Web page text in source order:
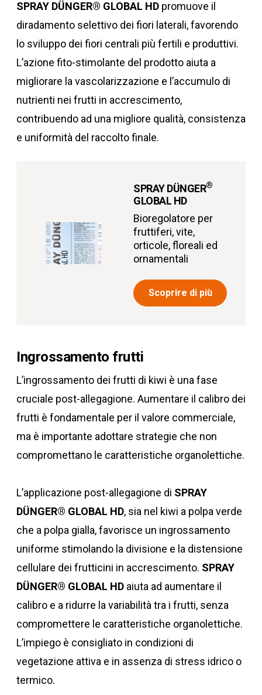
SPRAY DÜNGER® GLOBAL HD promuove il
diradamento selettivo dei fiori laterali, favorendo
lo sviluppo dei fiori centrali più fertili e produttivi.
L’azione fito-stimolante del prodotto aiuta a
migliorare la vascolarizzazione e l’accumulo di
nutrienti nei frutti in accrescimento,
contribuendo ad una migliore qualità, consistenza
e uniformità del raccolto finale.
SPRAY DÜNGER®
GLOBAL HD
Bioregolatore per
fruttiferi, vite,
orticole, floreali ed
ornamentali
Scoprire di più
Ingrossamento frutti
L’ingrossamento dei frutti di kiwi è una fase
cruciale post-allegagione. Aumentare il calibro dei
frutti è fondamentale per il valore commerciale,
ma è importante adottare strategie che non
compromettano le caratteristiche organolettiche.
L’applicazione post-allegagione di SPRAY
DÜNGER® GLOBAL HD, sia nel kiwi a polpa verde
che a polpa gialla, favorisce un ingrossamento
uniforme stimolando la divisione e la distensione
cellulare dei frutticini in accrescimento. SPRAY
DÜNGER® GLOBAL HD aiuta ad aumentare il
calibro e a ridurre la variabilità tra i frutti, senza
compromettere le caratteristiche organolettiche.
L’impiego è consigliato in condizioni di
vegetazione attiva e in assenza di stress idrico o
termico.